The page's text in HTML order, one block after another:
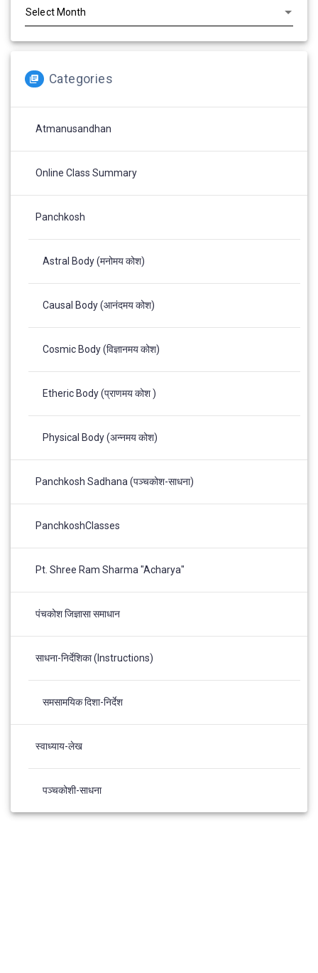
Categories
Atmanusandhan
Online Class Summary
Panchkosh
Astral Body (मनोमय कोश)
Causal Body (आनंदमय कोश)
Cosmic Body (विज्ञानमय कोश)
Etheric Body (प्राणमय कोश )
Physical Body (अन्नमय कोश)
Panchkosh Sadhana (पञ्चकोश-साधना)
PanchkoshClasses
Pt. Shree Ram Sharma "Acharya"
पंचकोश जिज्ञासा समाधान
साधना-निर्देशिका (Instructions)
समसामयिक दिशा-निर्देश
स्वाध्याय-लेख
पञ्चकोशी-साधना